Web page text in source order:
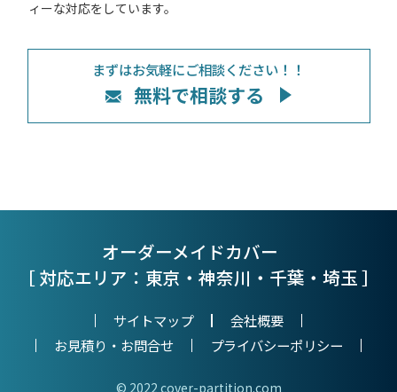
ィーな対応をしています。
まずはお気軽にご相談ください！！
無料で相談する
オーダーメイドカバー
［ 対応エリア：東京・神奈川・千葉・埼玉 ］
サイトマップ
会社概要
お見積り・お問合せ
プライバシーポリシー
© 2022 cover-partition.com